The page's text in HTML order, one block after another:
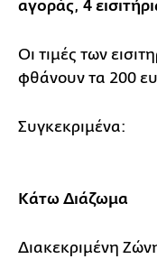
αγοράς, 4
Οι τιμές των
φθάνουν τα 200
Συγκεκριμένα:
Κάτω Διάζωμα
Διακεκριμένη